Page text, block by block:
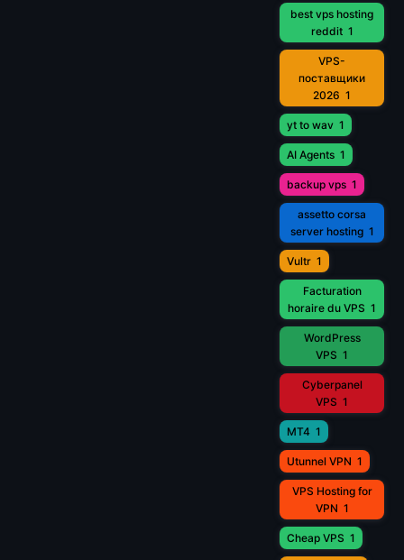
best vps hosting
reddit 1
VPS-
поставщики
2026 1
yt to wav 1
AI Agents 1
backup vps 1
assetto corsa
server hosting 1
Vultr 1
Facturation
horaire du VPS 1
WordPress
VPS 1
Cyberpanel
VPS 1
MT4 1
Utunnel VPN 1
VPS Hosting for
VPN 1
Cheap VPS 1